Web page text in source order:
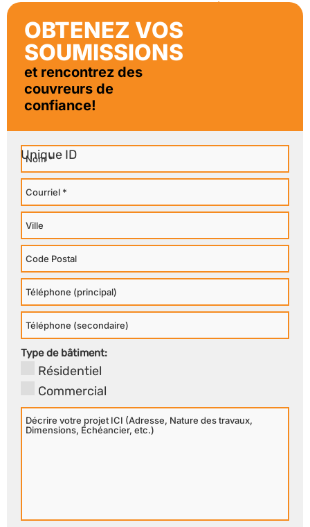
Westmount
OBTENEZ VOS
SOUMISSIONS
et rencontrez des
couvreurs de
confiance!
Nom
Courriel
Ville
Code
Postal
Téléphone
Principal
Téléphone
Secondaire
Type de bâtiment:
Résidentiel
Commercial
Décrire
votre